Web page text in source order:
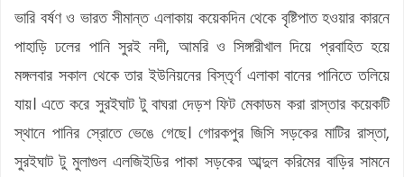
ভারি বর্ষণ ও ভারত সীমান্ত এলাকায় কয়েকদিন থেকে বৃষ্টিপাত হওয়ার কারনে
পাহাড়ি ঢলের পানি সুরই নদী, আমরি ও সিঙ্গারীখাল দিয়ে প্রবাহিত হয়ে
মঙ্গলবার সকাল থেকে তার ইউনিয়নের বিস্তৃর্ণ এলাকা বানের পানিতে তলিয়ে
যায়। এতে করে সুরইঘাট টু বাঘরা দেড়শ ফিট মেকাডম করা রাস্তার কয়েকটি
স্থানে পানির স্রোতে ভেঙে গেছে। গোরকপুর জিসি সড়কের মাটির রাস্তা,
সুরইঘাট টু মুলাগুল এলজিইডির পাকা সড়কের আব্দুল করিমের বাড়ির সামনে